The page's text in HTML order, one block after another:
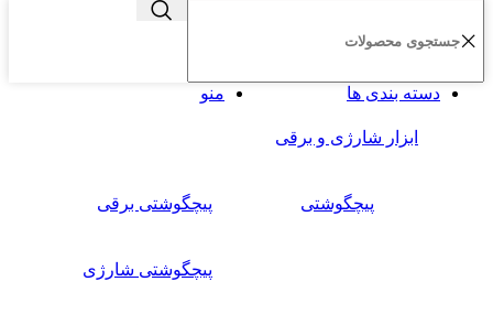
منو دسته بندی ها
ابزار شارژی و برقی
پیچگوشتی پیچگوشتی برقی
پیچگوشتی شارژی